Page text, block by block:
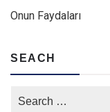
Onun Faydaları
SEACH